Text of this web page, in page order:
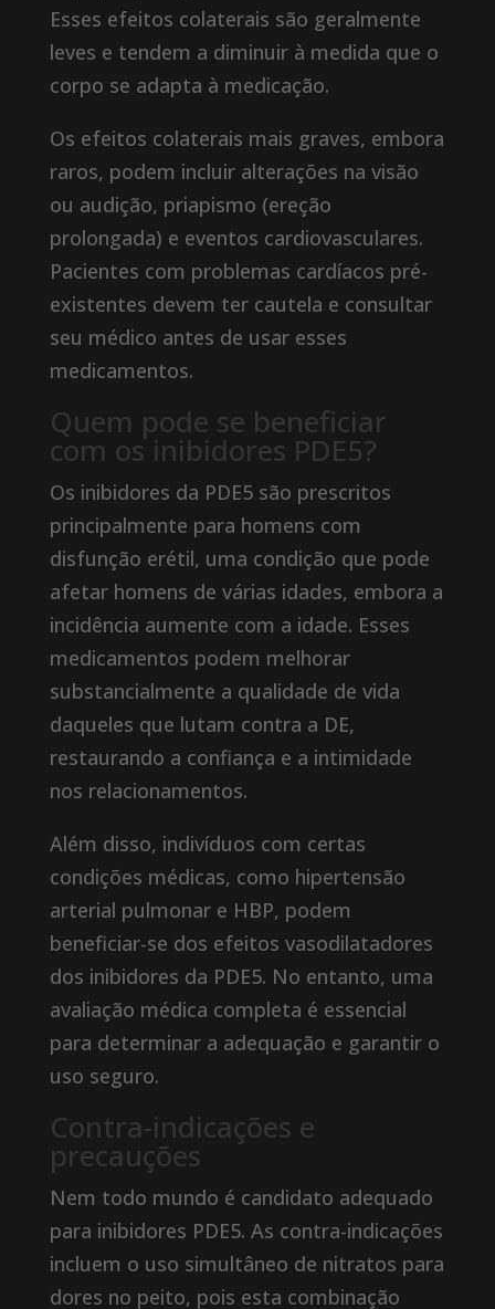
Esses efeitos colaterais são geralmente
leves e tendem a diminuir à medida que o
corpo se adapta à medicação.
Os efeitos colaterais mais graves, embora
raros, podem incluir alterações na visão
ou audição, priapismo (ereção
prolongada) e eventos cardiovasculares.
Pacientes com problemas cardíacos pré-
existentes devem ter cautela e consultar
seu médico antes de usar esses
medicamentos.
Quem pode se beneficiar
com os inibidores PDE5?
Os inibidores da PDE5 são prescritos
principalmente para homens com
disfunção erétil, uma condição que pode
afetar homens de várias idades, embora a
incidência aumente com a idade. Esses
medicamentos podem melhorar
substancialmente a qualidade de vida
daqueles que lutam contra a DE,
restaurando a confiança e a intimidade
nos relacionamentos.
Além disso, indivíduos com certas
condições médicas, como hipertensão
arterial pulmonar e HBP, podem
beneficiar-se dos efeitos vasodilatadores
dos inibidores da PDE5. No entanto, uma
avaliação médica completa é essencial
para determinar a adequação e garantir o
uso seguro.
Contra-indicações e
precauções
Nem todo mundo é candidato adequado
para inibidores PDE5. As contra-indicações
incluem o uso simultâneo de nitratos para
dores no peito, pois esta combinação